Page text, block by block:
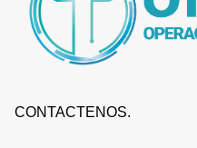
CONTACTENOS.